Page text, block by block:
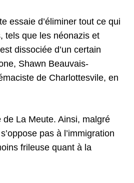
essaie d’éliminer tout ce qui
tels que les néonazis et
dissociée d’un certain
Shawn Beauvais-
de Charlottesvile, en
de La Meute. Ainsi, malgré
pas à l’immigration
frileuse quant à la